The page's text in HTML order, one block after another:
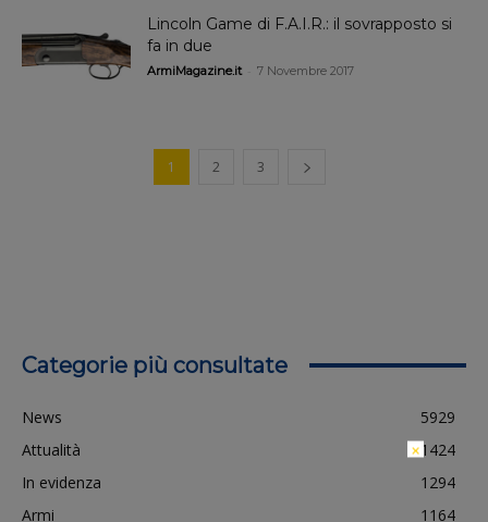
Lincoln Game di F.A.I.R.: il sovrapposto si
fa in due
ArmiMagazine.it 7 Novembre 2017
1 2 3
Categorie più consultate
News
5929
Attualità
1424
In evidenza
1294
Armi
1164
×